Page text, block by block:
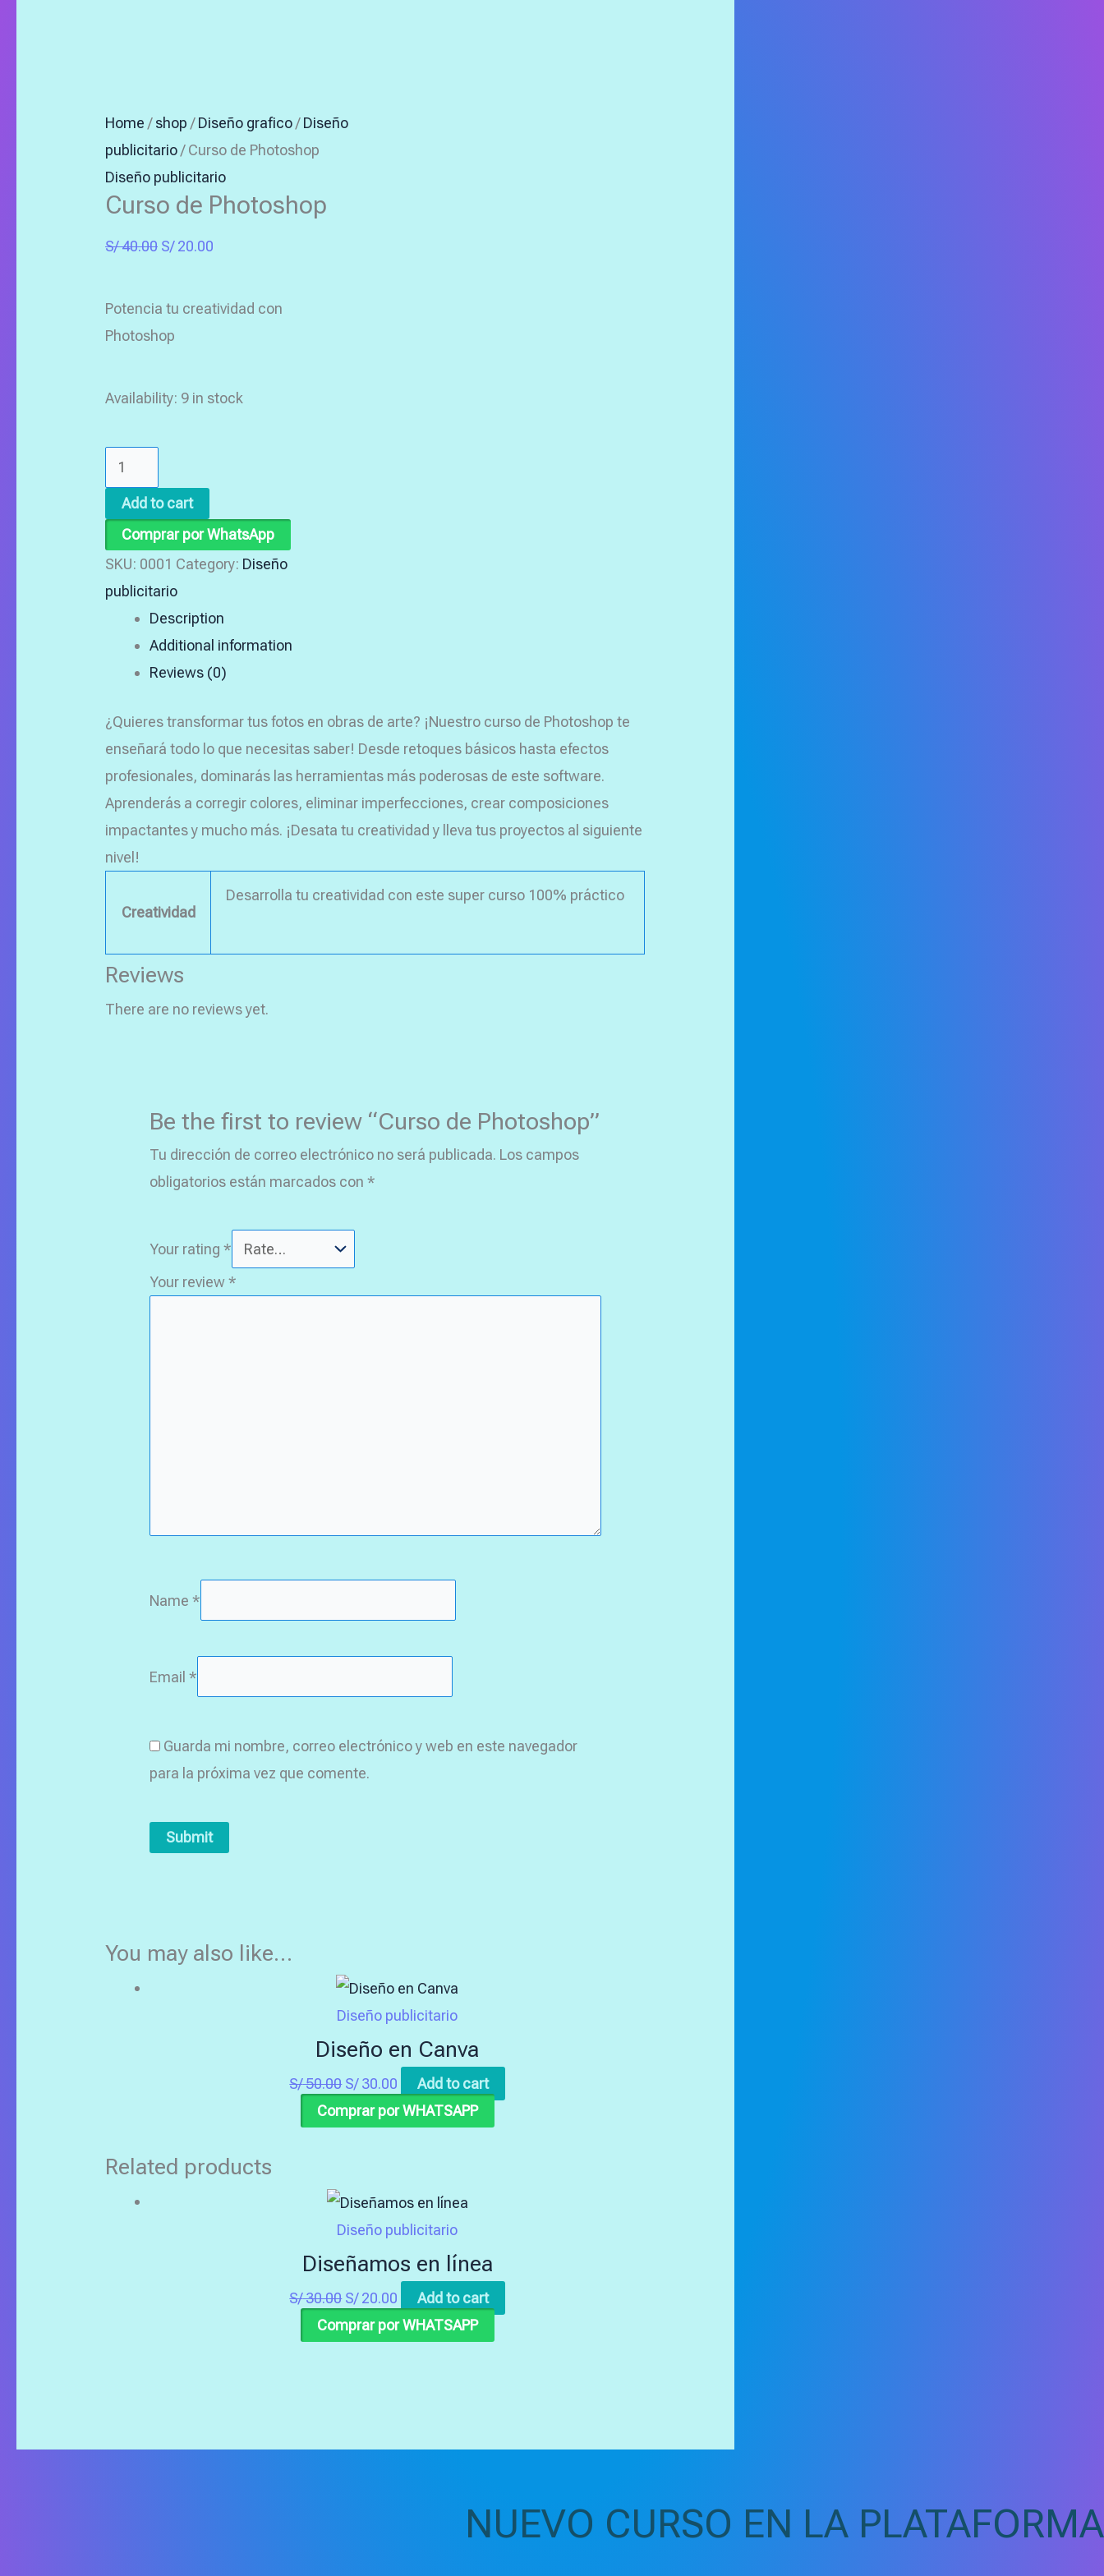
Home /shop /Diseño grafico/Diseño
publicitario/ Curso de Photoshop
Diseño publicitario
Curso de Photoshop
S/40.00 S/20.00
Potencia tu creatividad con
Photoshop
Availability: 9 in stock
Add to cart
Comprar por WhatsApp
SKU: 0001 Category: Diseño
publicitario
Description
Additional information
Reviews (0)
¿Quieres transformar tus fotos en obras de arte? ¡Nuestro curso de Photoshop te
enseñará todo lo que necesitas saber! Desde retoques básicos hasta efectos
profesionales, dominarás las herramientas más poderosas de este software.
Aprenderás a corregir colores, eliminar imperfecciones, crear composiciones
impactantes y mucho más. ¡Desata tu creatividad y lleva tus proyectos al siguiente
nivel!
Creatividad
Desarrolla tu creatividad con este super curso 100% práctico
Reviews
There are no reviews yet.
Be the first to review “Curso de Photoshop”
Tu dirección de correo electrónico no será publicada. Los campos
obligatorios están marcados con *
Your rating *
Your review*
Name *
Email *
Guarda mi nombre, correo electrónico y web en este navegador
para la próxima vez que comente.
You may also like…
Diseño publicitario
Diseño en Canva
S/50.00 S/30.00
Add to cart
Comprar por WHATSAPP
Related products
Diseño publicitario
Diseñamos en línea
S/30.00 S/20.00
Add to cart
Comprar por WHATSAPP
NUEVO CURSO EN LA PLATAFORMA